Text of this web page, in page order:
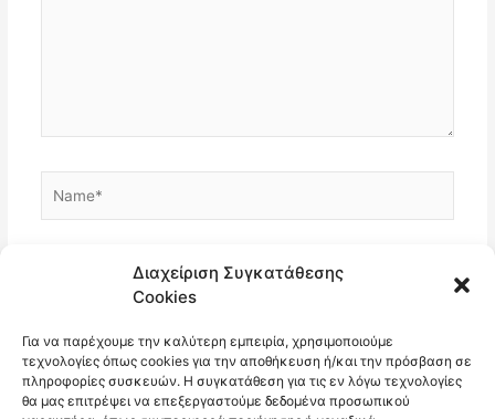
Διαχείριση Συγκατάθεσης
Cookies
Για να παρέχουμε την καλύτερη εμπειρία, χρησιμοποιούμε
τεχνολογίες όπως cookies για την αποθήκευση ή/και την πρόσβαση σε
πληροφορίες συσκευών. Η συγκατάθεση για τις εν λόγω τεχνολογίες
θα μας επιτρέψει να επεξεργαστούμε δεδομένα προσωπικού
Ιστότοπος